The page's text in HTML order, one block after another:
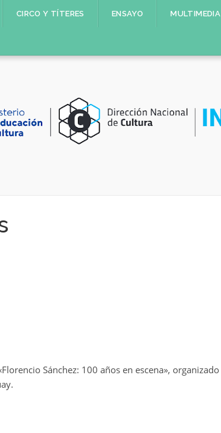
CIRCO Y TÍTERES ENSAYO MULTIMEDIA
Sánchez: 100 años en escena», organizado